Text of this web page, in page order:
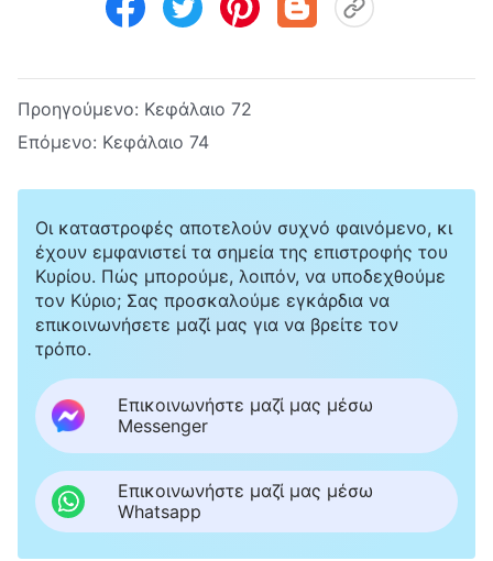
Προηγούμενο: Κεφάλαιο 72
Επόμενο: Κεφάλαιο 74
Οι καταστροφές αποτελούν συχνό φαινόμενο, κι
έχουν εμφανιστεί τα σημεία της επιστροφής του
Κυρίου. Πώς μπορούμε, λοιπόν, να υποδεχθούμε
τον Κύριο; Σας προσκαλούμε εγκάρδια να
επικοινωνήσετε μαζί μας για να βρείτε τον
τρόπο.
Επικοινωνήστε μαζί μας μέσω
Messenger
Επικοινωνήστε μαζί μας μέσω
Whatsapp